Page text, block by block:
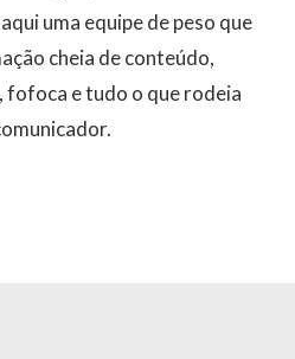
uma equipe de peso que
cheia de conteúdo,
fofoca e tudo o que rodeia